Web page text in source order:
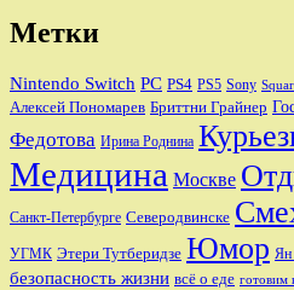
Метки
Nintendo Switch PC PS4 PS5 Sony
Алексей Пономарев Бриттни Грайнер
Федотова Ирина Роднина
Медицина Москве
Санкт-Петербурге Северодвинске
УГМК Этери Тутберидзе Юмор Ян
безопасность жизни всё о еде готовим